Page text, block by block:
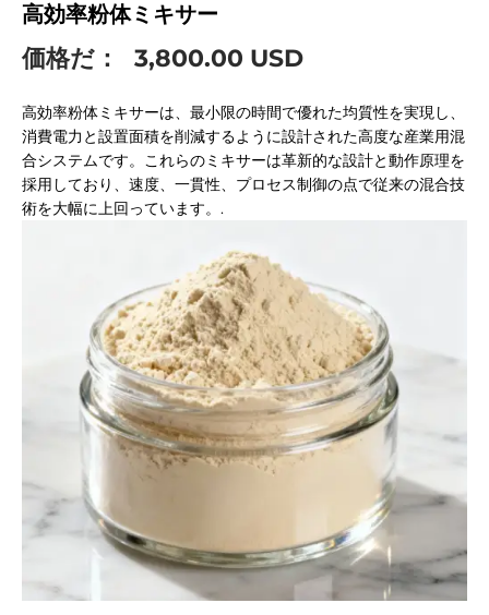
高効率粉体ミキサー
価格だ： 3,800.00 USD
高効率粉体ミキサーは、最小限の時間で優れた均質性を実現し、
消費電力と設置面積を削減するように設計された高度な産業用混
合システムです。これらのミキサーは革新的な設計と動作原理を
採用しており、速度、一貫性、プロセス制御の点で従来の混合技
術を大幅に上回っています。.